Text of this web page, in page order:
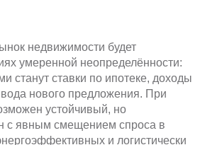
недвижимости будет
умеренной неопределённости:
станут ставки по ипотеке, доходы
нового предложения. При
устойчивый, но
с явным смещением спроса в
и логистически